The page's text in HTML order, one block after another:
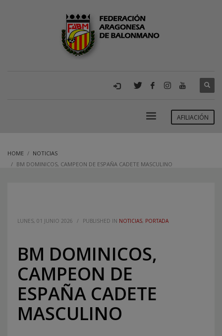
AFILIACIÓN
HOME
NOTICIAS
BM DOMINICOS, CAMPEON DE ESPAÑA CADETE MASCULINO
LUNES, 01 JUNIO 2026 / PUBLISHED IN NOTICIAS, PORTADA
BM DOMINICOS,
CAMPEON DE
ESPAÑA CADETE
MASCULINO